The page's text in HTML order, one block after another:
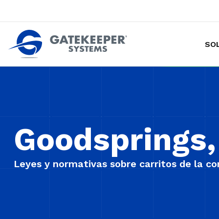
Leyes y normativas sobre carritos de la